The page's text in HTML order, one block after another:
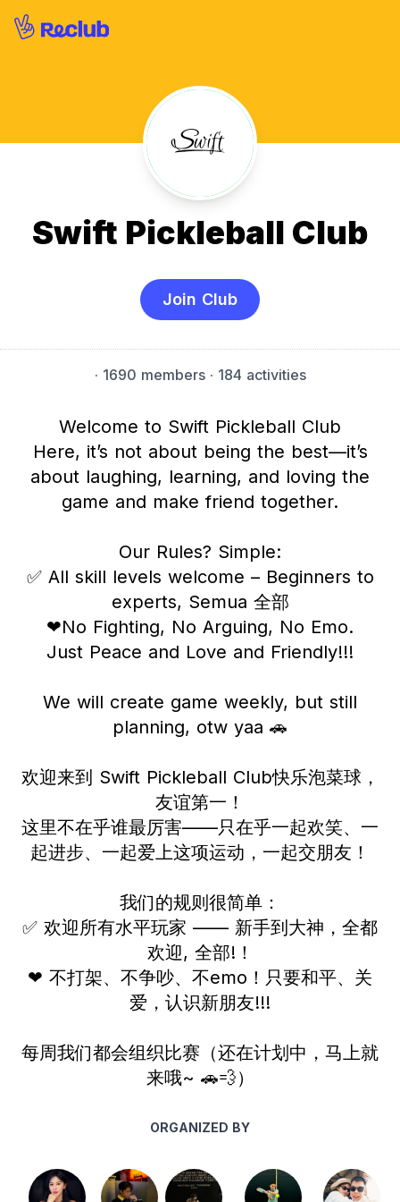
Swift Pickleball Club
Join Club
· 1690 members· 184 activities
Welcome to Swift Pickleball Club
Here, it’s not about being the best—it’s
about laughing, learning, and loving the
game and make friend together.
Our Rules? Simple:
✅ All skill levels welcome – Beginners to
experts, Semua 全部
❤No Fighting, No Arguing, No Emo.
Just Peace and Love and Friendly!!!
We will create game weekly, but still
planning, otw yaa 🚗
欢迎来到 Swift Pickleball Club快乐泡菜球，
友谊第一！
这里不在乎谁最厉害——只在乎一起欢笑、一
起进步、一起爱上这项运动，一起交朋友！
我们的规则很简单：
✅ 欢迎所有水平玩家 —— 新手到大神，全都
欢迎, 全部!！
❤ 不打架、不争吵、不emo！只要和平、关
爱，认识新朋友!!!
每周我们都会组织比赛（还在计划中，马上就
来哦~ 🚗💨）
ORGANIZED BY